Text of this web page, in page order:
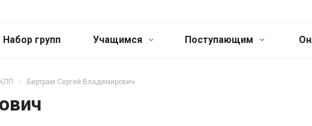
Набор групп Учащимся Поступающим
Бертрам Сергей Владимирович